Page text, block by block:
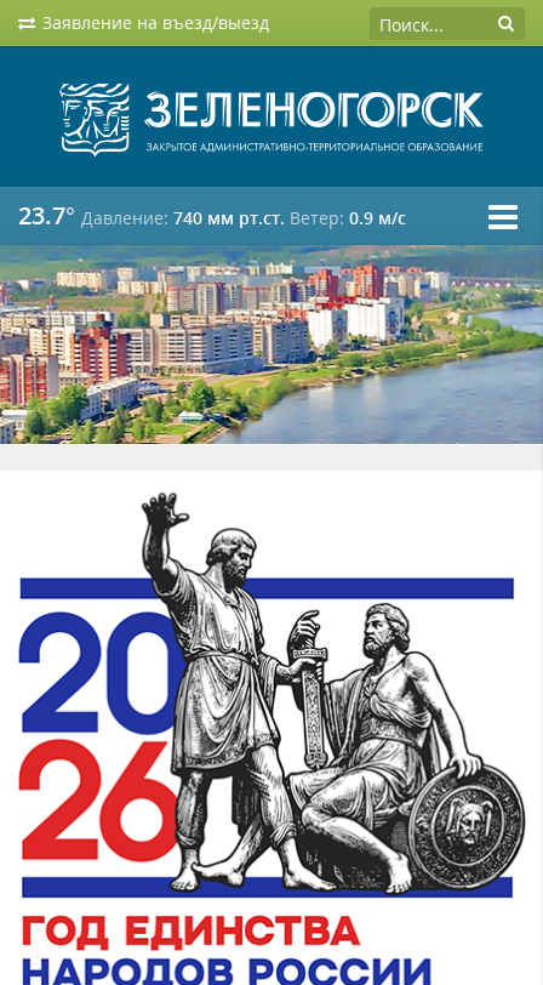
Заявление на въезд/выезд
23.7° Давление: 740 мм рт.ст. Ветер: 0.9 м/c